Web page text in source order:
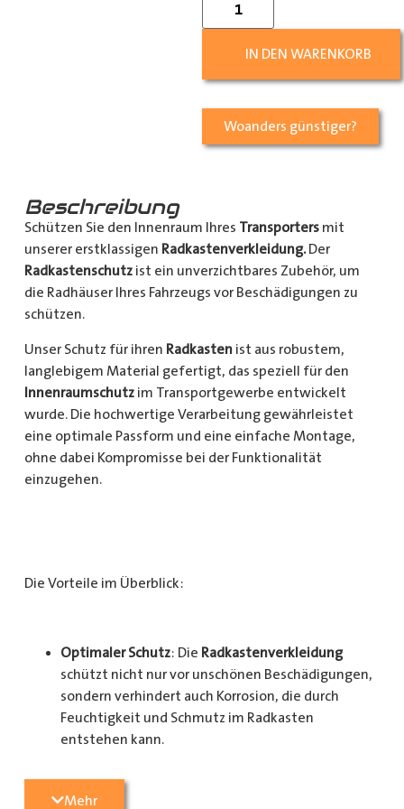
IN DEN WARENKORB
Woanders günstiger?
Beschreibung
Schützen Sie den Innenraum Ihres Transportersmit
unserer erstklassigen Radkastenverkleidung.Der
Radkastenschutzist ein unverzichtbares Zubehör, um
die Radhäuser Ihres Fahrzeugs vor Beschädigungen zu
schützen.
Unser Schutz für ihren Radkastenist aus robustem,
langlebigem Material gefertigt, das speziell für den
Innenraumschutzim Transportgewerbe entwickelt
wurde. Die hochwertige Verarbeitung gewährleistet
eine optimale Passform und eine einfache Montage,
ohne dabei Kompromisse bei der Funktionalität
einzugehen.
Die Vorteile im Überblick:
Optimaler Schutz: Die Radkastenverkleidung
schützt nicht nur vor unschönen Beschädigungen,
sondern verhindert auch Korrosion, die durch
Feuchtigkeit und Schmutz im Radkasten
entstehen kann.
Langlebigkeit
Mehr